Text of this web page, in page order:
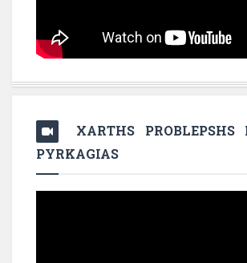
XARTHS PROBLEPSHS
PYRKAGIAS